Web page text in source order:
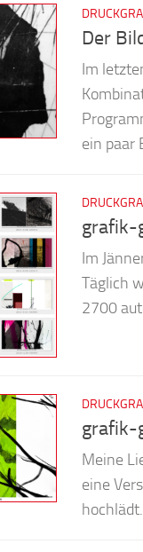
Der
Im
ein paar
grafik-
Im
Täglich
2700
grafik-
Meine
eine